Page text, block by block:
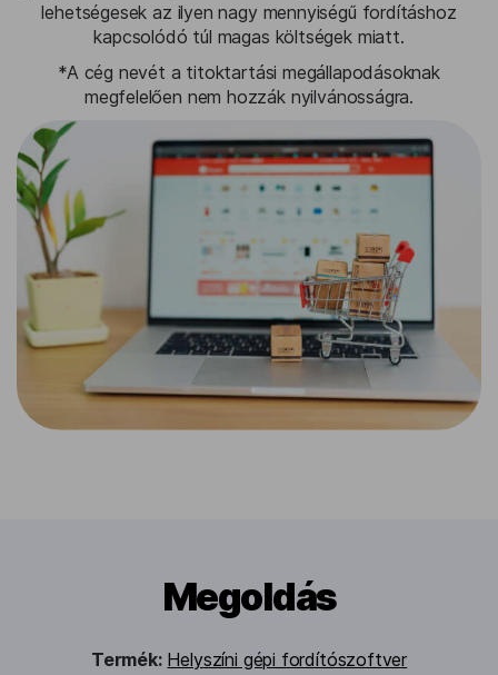
lehetségesek az ilyen nagy mennyiségű fordításhoz
kapcsolódó túl magas költségek miatt.
*A cég nevét a titoktartási megállapodásoknak
megfelelően nem hozzák nyilvánosságra.
Megoldás
Termék: Helyszíni gépi fordítószoftver